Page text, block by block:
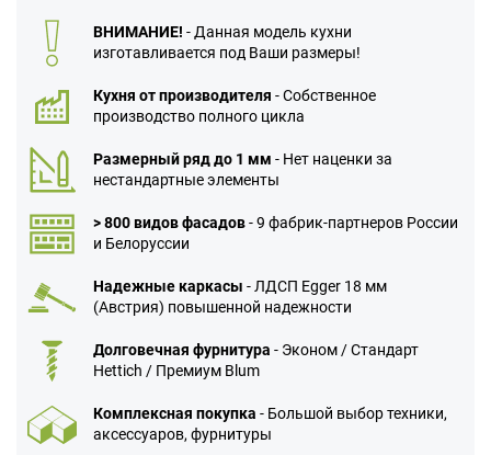
ВНИМАНИЕ! - Данная модель кухни
изготавливается под Ваши размеры!
Кухня от производителя - Собственное
производство полного цикла
Размерный ряд до 1 мм - Нет наценки за
нестандартные элементы
> 800 видов фасадов- 9 фабрик-партнеров России
и Белоруссии
Надежные каркасы - ЛДСП Egger 18 мм
(Австрия) повышенной надежности
Долговечная фурнитура - Эконом / Стандарт
Hettich / Премиум Blum
Комплексная покупка - Большой выбор техники,
аксессуаров, фурнитуры